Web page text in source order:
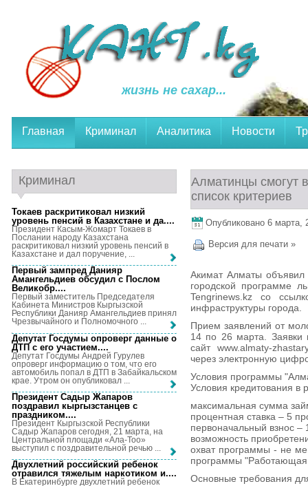
жизнь не сахар...
Главная Криминал Аналитика Новости
Алматинцы смогут
список критериев
Опубликовано 6 марта,
Версия для печати »
Акимат Алматы объявил
городской программе
Tengrinews.kz со
инфраструктуры города.
Прием заявлений от
14 по 26 марта. Заявки
сайт www.almaty-
через электронную
Условия программы
Условия кредитования в
максимальная сумма
процентная ставка – 5
первоначальный взнос –
возможность
охват программы - не
программы
Основные требования
Криминал
Токаев раскритиковал низкий
уровень пенсий в Казахстане и да....
Президент Касым-Жомарт Токаев в
Послании народу Казахстана
раскритиковал низкий уровень пенсий в
Казахстане и дал поручение, ...
Первый зампред Данияр
Амангельдиев обсудил с Послом
Великобр....
Первый заместитель Председателя
Кабинета Министров Кыргызской
Республики Данияр Амангельдиев принял
Чрезвычайного и Полномочного ...
Депутат Госдумы опроверг данные о
ДТП с его участием....
Депутат Госдумы Андрей Гурулев
опроверг информацию о том, что его
автомобиль попал в ДТП в Забайкальском
крае. Утром он опубликовал ...
Президент Садыр Жапаров
поздравил кыргызстанцев с
праздником....
Президент Кыргызской Республики
Садыр Жапаров сегодня, 21 марта, на
Центральной площади «Ала-Тоо»
выступил с поздравительной речью ...
Двухлетний российский ребенок
отравился тяжелым наркотиком и....
В Екатеринбурге двухлетний ребенок